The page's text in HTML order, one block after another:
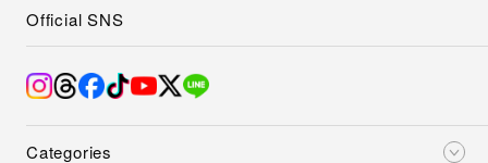
Categories
Official SNS